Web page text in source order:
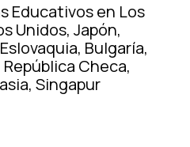
Educativos en Los
Unidos, Japón,
Bulgaría,
República Checa,
Singapur